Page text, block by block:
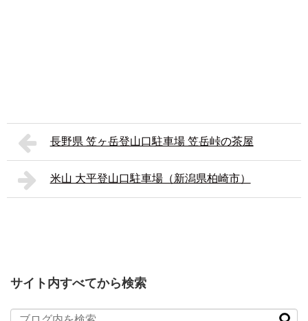
長野県 笠ヶ岳登山口駐車場 笠岳峠の茶屋
米山 大平登山口駐車場（新潟県柏崎市）
サイト内すべてから検索